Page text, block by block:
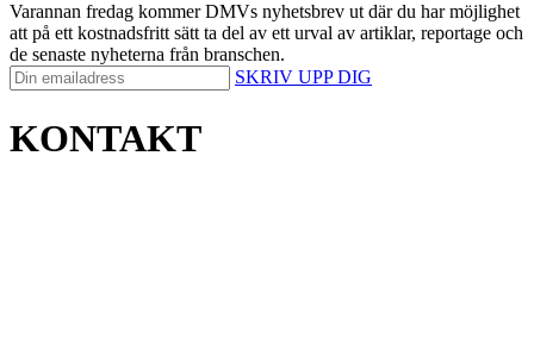
Varannan fredag kommer DMVs nyhetsbrev ut där du har möjlighet
att på ett kostnadsfritt sätt ta del av ett urval av artiklar, reportage och
de senaste nyheterna från branschen.
SKRIV UPP DIG
KONTAKT